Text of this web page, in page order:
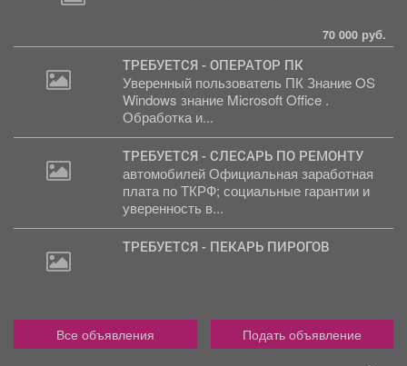
70 000 руб.
ТРЕБУЕТСЯ - ОПЕРАТОР ПК
Уверенный пользователь ПК Знание OS
Windows знание Microsoft Office .
Обработка и...
ТРЕБУЕТСЯ - СЛЕСАРЬ ПО РЕМОНТУ
автомобилей Официальная заработная
плата по ТКРФ; социальные гарантии и
уверенность в...
ТРЕБУЕТСЯ - ПЕКАРЬ ПИРОГОВ
Все объявления Подать объявление